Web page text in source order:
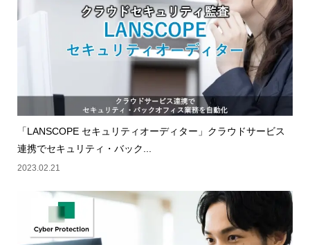
「LANSCOPE セキュリティオーディター」クラウドサービス
連携でセキュリティ・バック...
2023.02.21